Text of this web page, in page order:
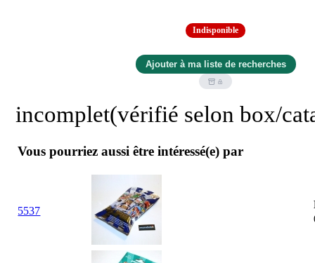
Indisponible
incomplet(vérifié selon box/
Vous pourriez aussi être intéressé(e) par
5537